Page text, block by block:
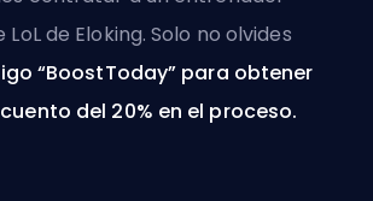
de Eloking. Solo no olvides
“BoostToday” para obtener
del 20% en el proceso.